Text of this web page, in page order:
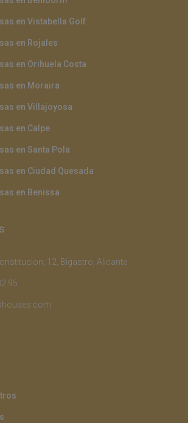
en Vistabella Golf
en Rojales
en Orihuela Costa
en Moraira
en Villajoyosa
en Calpe
en Santa Pola
en Ciudad Quesada
en Benissa
12, Bigastro, Alicante
95